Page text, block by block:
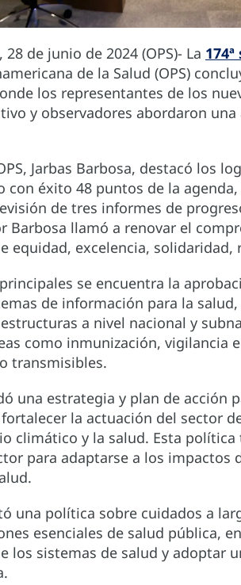
de junio de 2024 (OPS)- La
de la Salud (OPS)
los representantes de los
y observadores abordaron
Jarbas Barbosa, destacó los
con éxito 48 puntos de la
de tres informes de
Barbosa llamó a renovar el
equidad, excelencia,
se encuentra la
de información para la
a nivel nacional y
como inmunización, vigilancia
transmisibles.
una estrategia y plan de acción
la actuación del sector
climático y la salud. Esta
para adaptarse a los
una política sobre cuidados a
esenciales de salud pública,
los sistemas de salud y adoptar